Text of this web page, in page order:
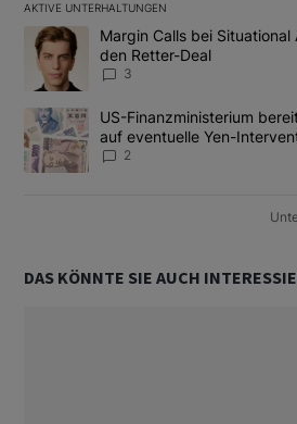
AKTIVE UNTERHALTUNGEN
Das Folgende ist eine Liste der am
Ein Trendartikel mit dem Titel
Margin Calls bei Situational
den Retter-Deal
3
Ein Trendartikel mit dem Titel "US-
US-Finanzministerium
auf eventuelle Yen-
2
DAS KÖNNTE SIE AUCH